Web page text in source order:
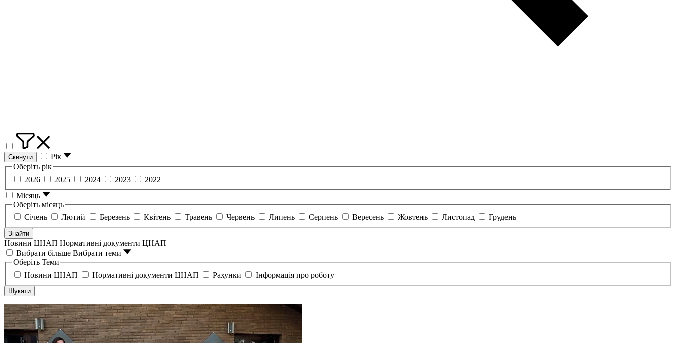
Скинути
Рік
Оберіть рік
2026
2025 2024 2023
2022
Місяць
Оберіть місяць
Січень
Лютий Березень Квітень Травень Червень Липень Серпень Вересень Жовтень Листопад Грудень
Знайти
Новини ЦНАП Нормативні документи ЦНАП
Вибрати більше Вибрати теми
Оберіть Теми
Новини ЦНАП
Нормативні документи ЦНАП Рахунки Інформація про роботу
Шукати